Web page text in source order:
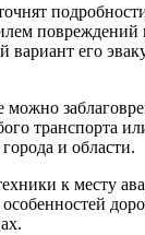
повреждений
вариант его
транспорта
и области.
к месту